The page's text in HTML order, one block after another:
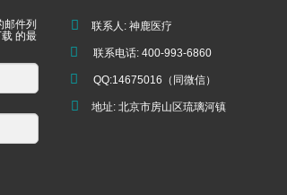
件列
的最
联系人: 神鹿医疗
联系电话: 400-993-6860
QQ:14675016（同微信）
地址: 北京市房山区琉璃河镇